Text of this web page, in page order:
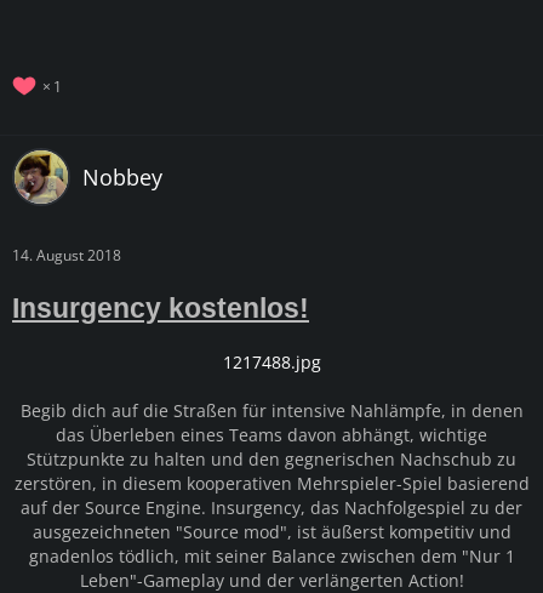
1
Nobbey
14. August 2018
Insurgency kostenlos!
1217488.jpg
Begib dich auf die Straßen für intensive Nahlämpfe, in denen
das Überleben eines Teams davon abhängt, wichtige
Stützpunkte zu halten und den gegnerischen Nachschub zu
zerstören, in diesem kooperativen Mehrspieler-Spiel basierend
auf der Source Engine. Insurgency, das Nachfolgespiel zu der
ausgezeichneten "Source mod", ist äußerst kompetitiv und
gnadenlos tödlich, mit seiner Balance zwischen dem "Nur 1
Leben"-Gameplay und der verlängerten Action!